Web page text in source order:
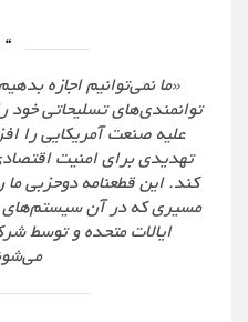
«ما نمی‌توانیم اجازه
توانمندی‌های تسلیحاتی خود
علیه صنعت آمریکایی را
تهدیدی برای امنیت
کند. این قطعنامه دوحزبی
مسیری که در آن
ایالات متحده و توسط